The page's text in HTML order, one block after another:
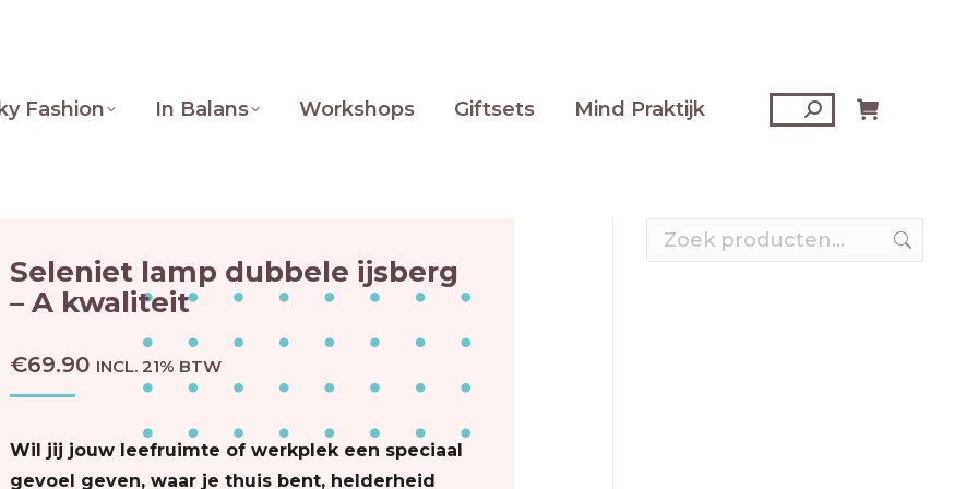
Fashion In Balans Workshops Giftsets Mind Praktijk
Seleniet lamp dubbele ijsberg
– A kwaliteit
€69.90 INCL. 21% BTW
Wil jij jouw leefruimte of werkplek een speciaal
gevoel geven, waar je thuis bent, helderheid